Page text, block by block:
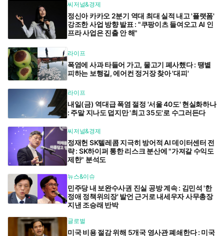
씨저널&경제
정신아 카카오 2분기 역대 최대 실적 내고 '플랫폼'
강조한 사업 방향 발표 : "쿠팡이츠 들여오고 AI 인
프라 사업은 진출 안 해"
라이프
폭염에 사과 타들어 가고, 물고기 폐사했다 : 땡볕
피하는 보행길, 에어컨 정거장 찾아 '대피'
라이프
내일(금) 역대급 폭염 절정 '서울 40도' 현실화하나
: 주말 지나도 덥지만 '최고 35도'로 수그러든다
씨저널&경제
정재헌 SK텔레콤 지극히 방어적 AI 데이터센터 전
략 : SK하이퍼 통한 리스크 분산에 "가져갈 수익도
제한" 분석도
뉴스&이슈
민주당 내 보완수사권 진실 공방 계속 : 김민석 '한
정애 정책위의장' 발언 근거로 내세우자 사무총장
지낸 조승래 반박
글로벌
미국 비용 절감 위해 5개국 영사관 폐쇄한다 : 미국